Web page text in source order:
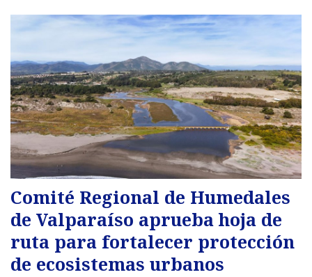
Comité Regional de Humedales
de Valparaíso aprueba hoja de
ruta para fortalecer protección
de ecosistemas urbanos